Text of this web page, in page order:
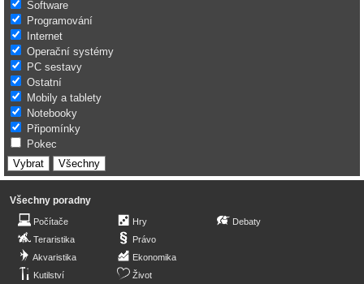
Software
Programování
Internet
Operační systémy
PC sestavy
Ostatní
Mobily a tablety
Notebooky
Připomínky
Pokec
Všechny poradny
Počítače
Teraristika
Akvaristika
Kutilství
Hry
Právo
Ekonomika
Život
Debaty